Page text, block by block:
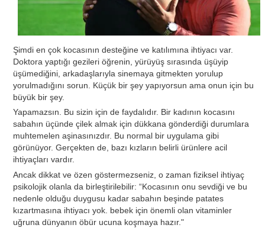
Şimdi en çok kocasının desteğine ve katılımına ihtiyacı var.
Doktora yaptığı gezileri öğrenin, yürüyüş sırasında üşüyip
üşümediğini, arkadaşlarıyla sinemaya gitmekten yorulup
yorulmadığını sorun. Küçük bir şey yapıyorsun ama onun için bu
büyük bir şey.
Yapamazsın. Bu sizin için de faydalıdır. Bir kadının kocasını
sabahın üçünde çilek almak için dükkana gönderdiği durumlara
muhtemelen aşinasınızdır. Bu normal bir uygulama gibi
görünüyor. Gerçekten de, bazı kızların belirli ürünlere acil
ihtiyaçları vardır.
Ancak dikkat ve özen göstermezseniz, o zaman fiziksel ihtiyaç
psikolojik olanla da birleştirilebilir: “Kocasının onu sevdiği ve bu
nedenle olduğu duygusu kadar sabahın beşinde patates
kızartmasına ihtiyacı yok. bebek için önemli olan vitaminler
uğruna dünyanın öbür ucuna koşmaya hazır."